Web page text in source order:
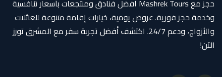
حجز مع Mashrek Tours أفضل فنادق ومنتجعات بأسعار تنافسية
وخدمة حجز فورية. عروض يومية، خيارات إقامة متنوعة للعائلات
والأزواج، ودعم 24/7. اكتشف أفضل تجربة سفر مع المشرق تورز
الآن!